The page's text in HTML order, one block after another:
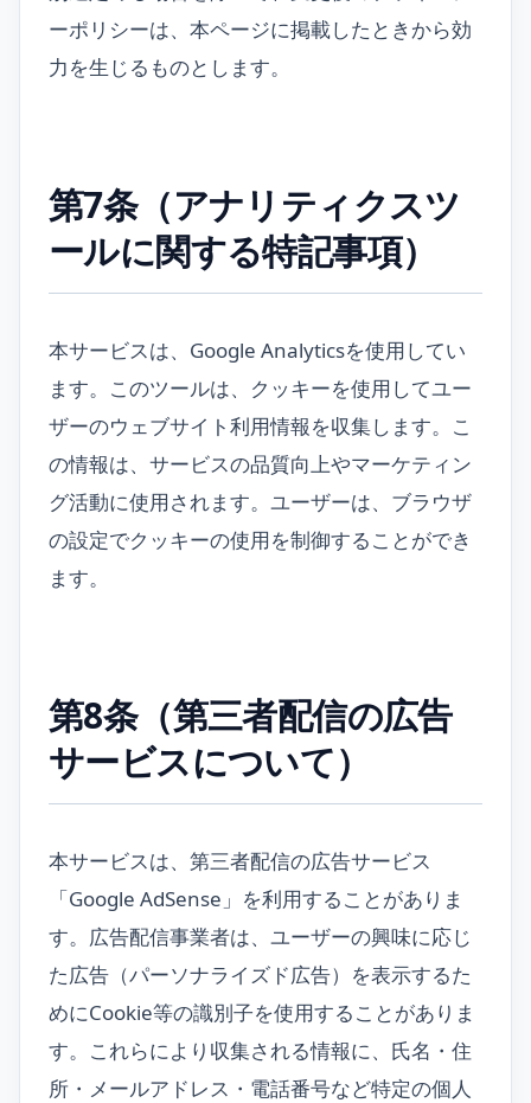
ーポリシーは、本ページに掲載したときから効
力を生じるものとします。
第7条（アナリティクスツ
ールに関する特記事項）
本サービスは、Google Analyticsを使用してい
ます。このツールは、クッキーを使用してユー
ザーのウェブサイト利用情報を収集します。こ
の情報は、サービスの品質向上やマーケティン
グ活動に使用されます。ユーザーは、ブラウザ
の設定でクッキーの使用を制御することができ
ます。
第8条（第三者配信の広告
サービスについて）
本サービスは、第三者配信の広告サービス
「Google AdSense」を利用することがありま
す。広告配信事業者は、ユーザーの興味に応じ
た広告（パーソナライズド広告）を表示するた
めにCookie等の識別子を使用することがありま
す。これらにより収集される情報に、氏名・住
所・メールアドレス・電話番号など特定の個人